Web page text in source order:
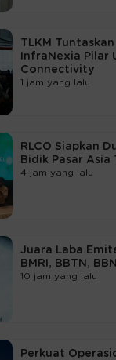
TLKM
InfraNexia Pilar
Connectivity
1 jam yang lalu
RLCO Siapkan
Bidik Pasar Asia
4 jam yang lalu
Juara Laba
BMRI, BBTN,
10 jam yang lalu
Perkuat